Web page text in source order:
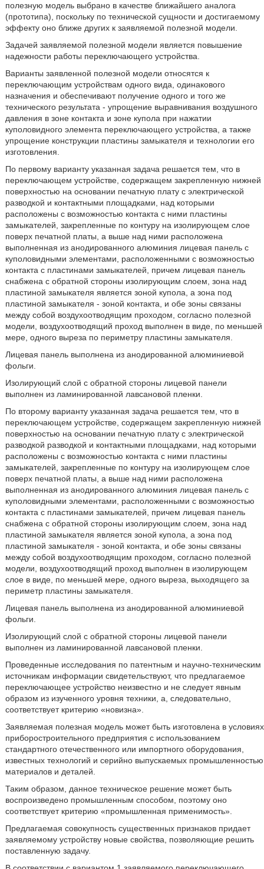
полезную модель выбрано в качестве ближайшего аналога
(прототипа), поскольку по технической сущности и достигаемому
эффекту оно ближе других к заявляемой полезной модели.
Задачей заявляемой полезной модели является повышение
надежности работы переключающего устройства.
Варианты заявленной полезной модели относятся к
переключающим устройствам одного вида, одинакового
назначения и обеспечивают получение одного и того же
технического результата - упрощение выравнивания воздушного
давления в зоне контакта и зоне купола при нажатии
куполовидного элемента переключающего устройства, а также
упрощение конструкции пластины замыкателя и технологии его
изготовления.
По первому варианту указанная задача решается тем, что в
переключающем устройстве, содержащем закрепленную нижней
поверхностью на основании печатную плату с электрической
разводкой и контактными площадками, над которыми
расположены с возможностью контакта с ними пластины
замыкателей, закрепленные по контуру на изолирующем слое
поверх печатной платы, а выше над ними расположена
выполненная из анодированного алюминия лицевая панель с
куполовидными элементами, расположенными с возможностью
контакта с пластинами замыкателей, причем лицевая панель
снабжена с обратной стороны изолирующим слоем, зона над
пластиной замыкателя является зоной купола, а зона под
пластиной замыкателя - зоной контакта, и обе зоны связаны
между собой воздухоотводящим проходом, согласно полезной
модели, воздухоотводящий проход выполнен в виде, по меньшей
мере, одного выреза по периметру пластины замыкателя.
Лицевая панель выполнена из анодированной алюминиевой
фольги.
Изолирующий слой с обратной стороны лицевой панели
выполнен из ламинированной лавсановой пленки.
По второму варианту указанная задача решается тем, что в
переключающем устройстве, содержащем закрепленную нижней
поверхностью на основании печатную плату с электрической
разводкой разводкой и контактными площадками, над которыми
расположены с возможностью контакта с ними пластины
замыкателей, закрепленные по контуру на изолирующем слое
поверх печатной платы, а выше над ними расположена
выполненная из анодированного алюминия лицевая панель с
куполовидными элементами, расположенными с возможностью
контакта с пластинами замыкателей, причем лицевая панель
снабжена с обратной стороны изолирующим слоем, зона над
пластиной замыкателя является зоной купола, а зона под
пластиной замыкателя - зоной контакта, и обе зоны связаны
между собой воздухоотводящим проходом, согласно полезной
модели, воздухоотводящий проход выполнен в изолирующем
слое в виде, по меньшей мере, одного выреза, выходящего за
периметр пластины замыкателя.
Лицевая панель выполнена из анодированной алюминиевой
фольги.
Изолирующий слой с обратной стороны лицевой панели
выполнен из ламинированной лавсановой пленки.
Проведенные исследования по патентным и научно-техническим
источникам информации свидетельствуют, что предлагаемое
переключающее устройство неизвестно и не следует явным
образом из изученного уровня техники, а, следовательно,
соответствует критерию «новизна».
Заявляемая полезная модель может быть изготовлена в условиях
приборостроительного предприятия с использованием
стандартного отечественного или импортного оборудования,
известных технологий и серийно выпускаемых промышленностью
материалов и деталей.
Таким образом, данное техническое решение может быть
воспроизведено промышленным способом, поэтому оно
соответствует критерию «промышленная применимость».
Предлагаемая совокупность существенных признаков придает
заявляемому устройству новые свойства, позволяющие решить
поставленную задачу.